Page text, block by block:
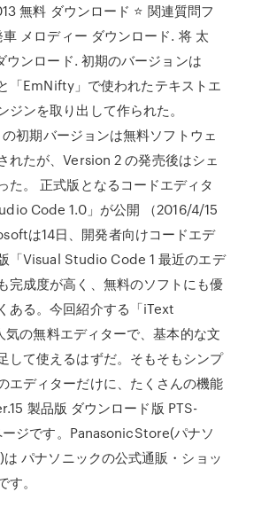
無料 ダウンロード ⭐ 関連質問フ
メロディー ダウンロード. 将 太
ウンロード. 初期のバージョンは
「EmNifty」で使われたテキストエ
ジンを取り出して作られた。
初期バージョンは無料ソフトウェ
れたが、Version 2 の発売後はシェ
た。 正式版となるコードエディタ
Code 1.0」が公開 （2016/4/15
は14日、開発者向けコードエデ
「Visual Studio Code 1 最近のエデ
完成度が高く、無料のソフトにも優
ある。今回紹介する「iText
気の無料エディターで、基本的な文
して使えるはずだ。そもそもシンプ
エディターだけに、たくさんの機能
製品版 ダウンロード版 PTS-
ジです。PanasonicStore(パナソ
パナソニックの公式通販・ショッ
。